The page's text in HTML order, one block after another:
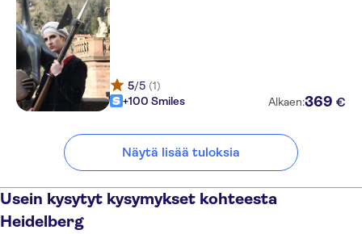
5/5 (1)
+100 Smiles
Alkaen:369 €
Näytä lisää tuloksia
Usein kysytyt kysymykset kohteesta
Heidelberg